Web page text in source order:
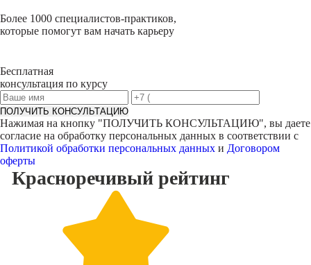
Более 1000 специалистов-практиков,
которые помогут вам начать карьеру
Бесплатная
консультация по курсу
ПОЛУЧИТЬ КОНСУЛЬТАЦИЮ
Нажимая на кнопку "ПОЛУЧИТЬ КОНСУЛЬТАЦИЮ", вы даете
согласие на обработку персональных данных в соответствии с
Политикой обработки персональных данных и Договором
оферты
Красноречивый рейтинг